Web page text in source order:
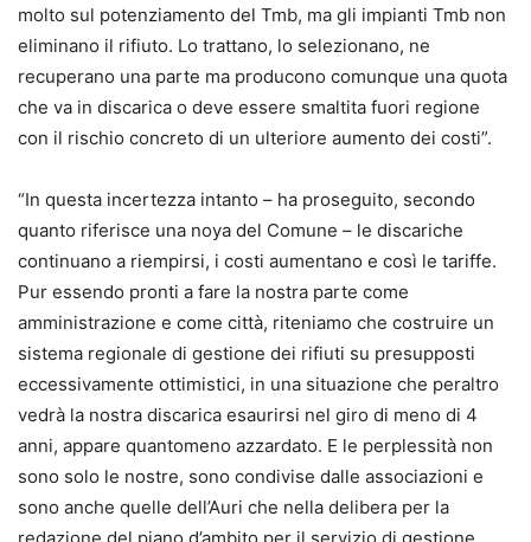
molto sul potenziamento del Tmb, ma gli impianti Tmb non
eliminano il rifiuto. Lo trattano, lo selezionano, ne
recuperano una parte ma producono comunque una quota
che va in discarica o deve essere smaltita fuori regione
con il rischio concreto di un ulteriore aumento dei costi”.
“In questa incertezza intanto – ha proseguito, secondo
quanto riferisce una noya del Comune – le discariche
continuano a riempirsi, i costi aumentano e così le tariffe.
Pur essendo pronti a fare la nostra parte come
amministrazione e come città, riteniamo che costruire un
sistema regionale di gestione dei rifiuti su presupposti
eccessivamente ottimistici, in una situazione che peraltro
vedrà la nostra discarica esaurirsi nel giro di meno di 4
anni, appare quantomeno azzardato. E le perplessità non
sono solo le nostre, sono condivise dalle associazioni e
sono anche quelle dell’Auri che nella delibera per la
redazione del piano d’ambito per il servizio di gestione